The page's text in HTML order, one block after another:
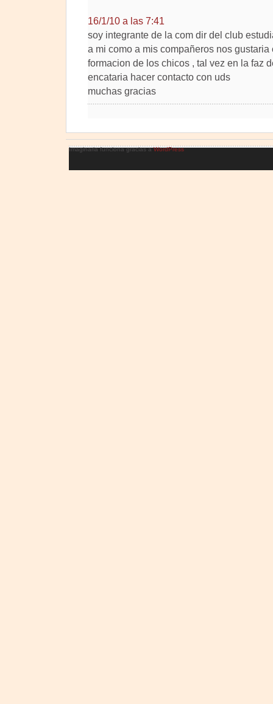
16/1/10 a las 7:41
soy integrante de la com dir del club
a mi como a mis compañeros nos
formacion de los chicos , tal vez en la faz
encataria hacer contacto con uds
muchas gracias
Imaginaria funciona gracias aWordPress